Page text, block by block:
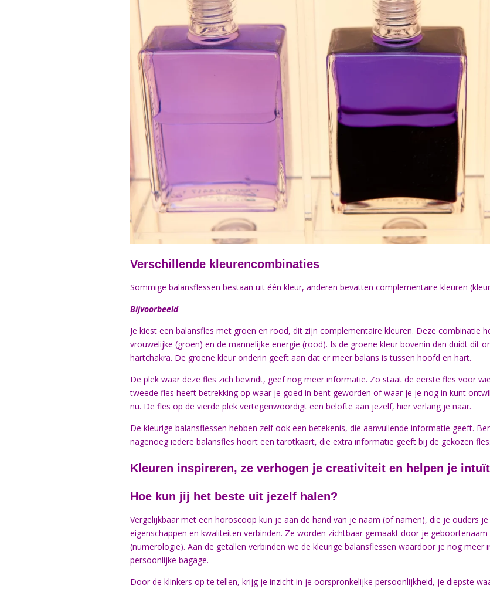
Verschillende kleurencombinaties
Sommige balansflessen bestaan uit één kleur, anderen bevatten complementaire kleuren
Bijvoorbeeld
Je kiest een balansfles met groen en rood, dit zijn complementaire kleuren. Deze combinatie
vrouwelijke (groen) en de mannelijke energie (rood). Is de groene kleur bovenin dan duidt dit
hartchakra. De groene kleur onderin geeft aan dat er meer balans is tussen hoofd en hart.
De plek waar deze fles zich bevindt, geef nog meer informatie. Zo staat de eerste fles voor
tweede fles heeft betrekking op waar je goed in bent geworden of waar je je nog in kunt
nu. De fles op de vierde plek vertegenwoordigt een belofte aan jezelf, hier verlang je naar.
De kleurige balansflessen hebben zelf ook een betekenis, die aanvullende informatie geeft.
nagenoeg iedere balansfles hoort een tarotkaart, die extra informatie geeft bij de gekozen
Kleuren inspireren, ze verhogen je creativiteit en helpen je
Hoe kun jij het beste uit jezelf halen?
Vergelijkbaar met een horoscoop kun je aan de hand van je naam (of namen), die je ouders
eigenschappen en kwaliteiten verbinden. Ze worden zichtbaar gemaakt door je
(numerologie). Aan de getallen verbinden we de kleurige balansflessen waardoor je nog
persoonlijke bagage.
Door de klinkers op te tellen, krijg je inzicht in je oorspronkelijke persoonlijkheid, je diepste